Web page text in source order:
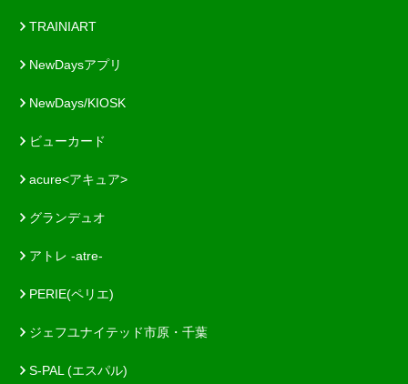
TRAINIART
NewDaysアプリ
NewDays/KIOSK
ビューカード
acure<アキュア>
グランデュオ
アトレ -atre-
PERIE(ペリエ)
ジェフユナイテッド市原・千葉
S-PAL (エスパル)